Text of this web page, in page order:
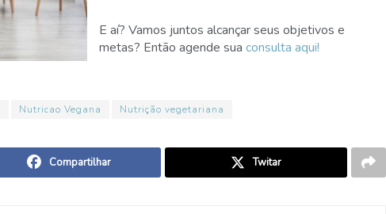
E aí? Vamos juntos alcançar seus objetivos e
metas? Então agende sua consulta aqui!
Nutricao Vegana Nutrição vegetariana
Compartilhar Twitar